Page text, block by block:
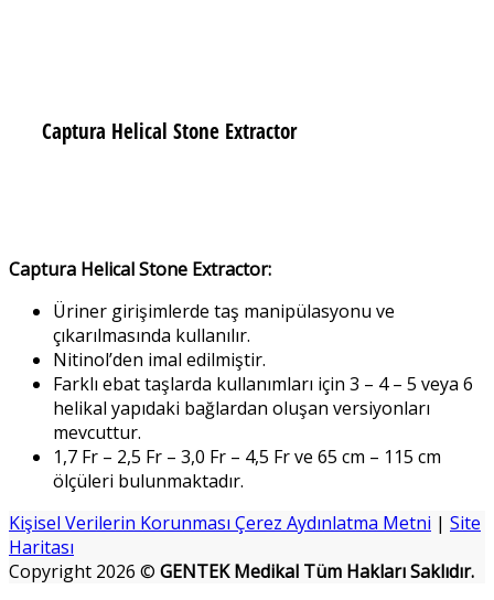
Captura Helical Stone Extractor
Captura Helical Stone Extractor:
Üriner girişimlerde taş manipülasyonu ve
çıkarılmasında kullanılır.
Nitinol’den imal edilmiştir.
Farklı ebat taşlarda kullanımları için 3 – 4 – 5 veya 6
helikal yapıdaki bağlardan oluşan versiyonları
mevcuttur.
1,7 Fr – 2,5 Fr – 3,0 Fr – 4,5 Fr ve 65 cm – 115 cm
ölçüleri bulunmaktadır.
Kişisel Verilerin Korunması Çerez Aydınlatma Metni | Site
Haritası
Copyright 2026 © GENTEK Medikal Tüm Hakları Saklıdır.